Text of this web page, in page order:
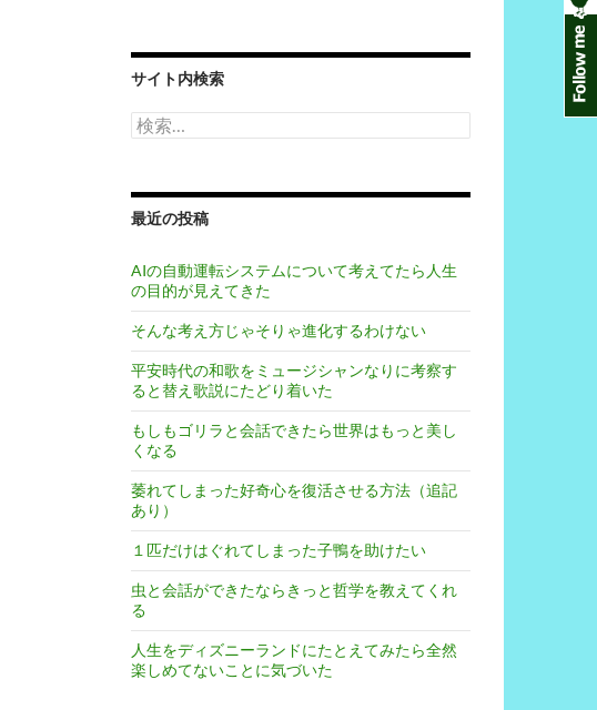
サイト内検索
検
索:
最近の投稿
AIの自動運転システムについて考えてたら人生
の目的が見えてきた
そんな考え方じゃそりゃ進化するわけない
平安時代の和歌をミュージシャンなりに考察す
ると替え歌説にたどり着いた
もしもゴリラと会話できたら世界はもっと美し
くなる
萎れてしまった好奇心を復活させる方法（追記
あり）
１匹だけはぐれてしまった子鴨を助けたい
虫と会話ができたならきっと哲学を教えてくれ
る
人生をディズニーランドにたとえてみたら全然
楽しめてないことに気づいた